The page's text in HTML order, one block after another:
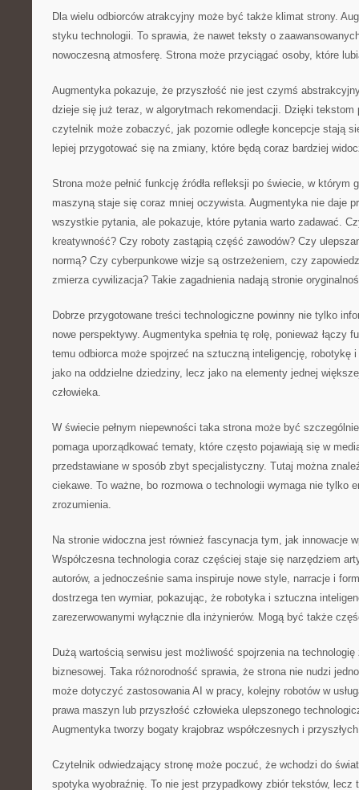
Dla wielu odbiorców atrakcyjny może być także klimat strony.
styku technologii. To sprawia, że nawet teksty o
nowoczesną atmosferę. Strona może przyciągać osoby, które
Augmentyka pokazuje, że przyszłość nie jest czymś
dzieje się już teraz, w algorytmach rekomendacji. Dzięki tekstom
czytelnik może zobaczyć, jak pozornie odległe koncepcje stają
lepiej przygotować się na zmiany, które będą coraz bardziej
Strona może pełnić funkcję źródła refleksji po świecie, w którym
maszyną staje się coraz mniej oczywista. Augmentyka nie daje
wszystkie pytania, ale pokazuje, które pytania warto zadawać.
kreatywność? Czy roboty zastąpią część zawodów? Czy
normą? Czy cyberpunkowe wizje są ostrzeżeniem, czy
zmierza cywilizacja? Takie zagadnienia nadają stronie
Dobrze przygotowane treści technologiczne powinny nie tylko
nowe perspektywy. Augmentyka spełnia tę rolę, ponieważ łączy
temu odbiorca może spojrzeć na sztuczną inteligencję, robotykę
jako na oddzielne dziedziny, lecz jako na elementy jednej
człowieka.
W świecie pełnym niepewności taka strona może być
pomaga uporządkować tematy, które często pojawiają się w
przedstawiane w sposób zbyt specjalistyczny. Tutaj można
ciekawe. To ważne, bo rozmowa o technologii wymaga nie tylko
zrozumienia.
Na stronie widoczna jest również fascynacja tym, jak innowacje
Współczesna technologia coraz częściej staje się narzędziem
autorów, a jednocześnie sama inspiruje nowe style, narracje i
dostrzega ten wymiar, pokazując, że robotyka i sztuczna
zarezerwowanymi wyłącznie dla inżynierów. Mogą być także
Dużą wartością serwisu jest możliwość spojrzenia na technologię
biznesowej. Taka różnorodność sprawia, że strona nie nudzi
może dotyczyć zastosowania AI w pracy, kolejny robotów w
prawa maszyn lub przyszłość człowieka ulepszonego
Augmentyka tworzy bogaty krajobraz współczesnych i
Czytelnik odwiedzający stronę może poczuć, że wchodzi do
spotyka wyobraźnię. To nie jest przypadkowy zbiór tekstów, lecz